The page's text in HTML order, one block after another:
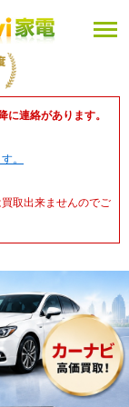
連絡があります。
。
取出来ませんのでご